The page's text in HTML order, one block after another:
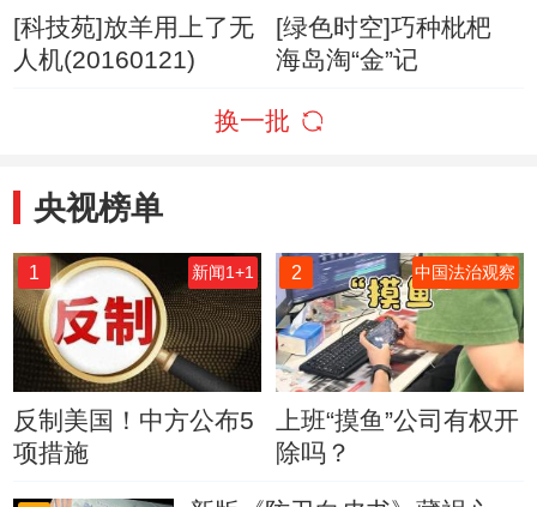
[科技苑]放羊用上了无
人机(20160121)
[绿色时空]巧种枇杷
海岛淘“金”记
换一批
央视榜单
1 新闻1+1
反制美国！中方公布5
项措施
2 中国法治观察
上班“摸鱼”公司有权开
除吗？